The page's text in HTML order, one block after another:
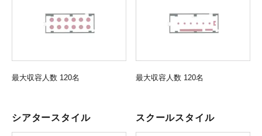
最大収容人数 120名 最大収容人数 120名
シアタースタイル スクールスタイル